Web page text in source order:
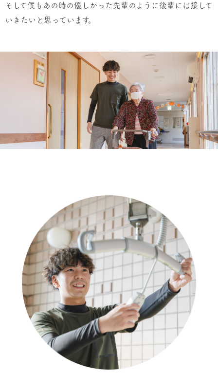
そして僕もあの時の優しかった先輩のように後輩には接して
いきたいと思っています。